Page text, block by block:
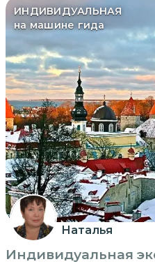
ИНДИВИДУАЛЬНАЯ
на машине гида
Наталья
Индивидуальная